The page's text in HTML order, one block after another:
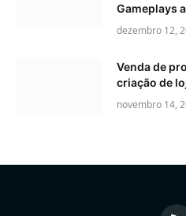
Gameplays
dezembro 12,
Venda de
criação de
novembro 14,